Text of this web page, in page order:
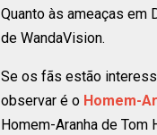
Quanto às ameaças em
de WandaVision.
Se os fãs estão
observar é o Homem-
Homem-Aranha de